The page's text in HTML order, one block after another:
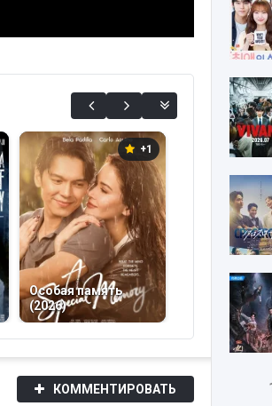
+1
Особая память
(2026)
Пока она не
вспомнит
КОММЕНТИРОВАТЬ